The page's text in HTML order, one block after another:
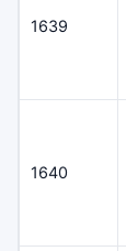
1639
1640